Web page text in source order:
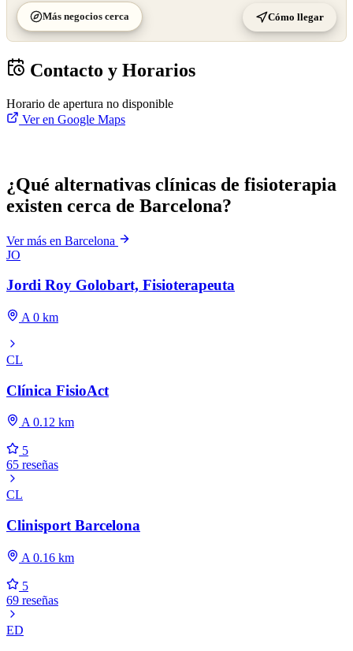
Más negocios cerca Cómo llegar
Contacto y Horarios
Horario de apertura no disponible
Ver en Google Maps
¿Qué alternativas clínicas de fisioterapia
existen cerca de Barcelona?
Ver más en Barcelona
JO
Jordi Roy Golobart, Fisioterapeuta
A 0 km
CL
Clínica FisioAct
A 0.12 km
5
65 reseñas
CL
Clinisport Barcelona
A 0.16 km
5
69 reseñas
ED